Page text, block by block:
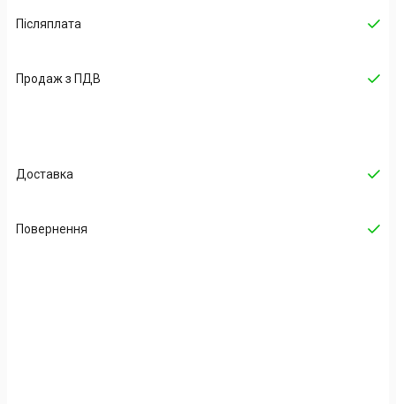
Післяплата
Продаж з ПДВ
Доставка
Повернення